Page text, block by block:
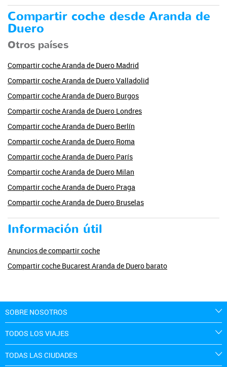
Compartir coche desde Aranda de
Duero
Otros países
Compartir coche Aranda de Duero Madrid
Compartir coche Aranda de Duero Valladolid
Compartir coche Aranda de Duero Burgos
Compartir coche Aranda de Duero Londres
Compartir coche Aranda de Duero Berlín
Compartir coche Aranda de Duero Roma
Compartir coche Aranda de Duero París
Compartir coche Aranda de Duero Milan
Compartir coche Aranda de Duero Praga
Compartir coche Aranda de Duero Bruselas
Información útil
Anuncios de compartir coche
Compartir coche Bucarest Aranda de Duero barato
SOBRE NOSOTROS
TODOS LOS VIAJES
TODAS LAS CIUDADES